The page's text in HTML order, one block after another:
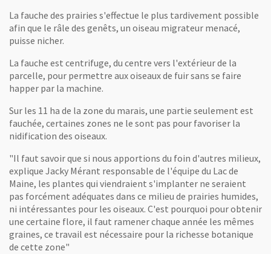
La fauche des prairies s'effectue le plus tardivement possible
afin que le râle des genêts, un oiseau migrateur menacé,
puisse nicher.
La fauche est centrifuge, du centre vers l'extérieur de la
parcelle, pour permettre aux oiseaux de fuir sans se faire
happer par la machine.
Sur les 11 ha de la zone du marais, une partie seulement est
fauchée, certaines zones ne le sont pas pour favoriser la
nidification des oiseaux.
"Il faut savoir que si nous apportions du foin d'autres milieux,
explique Jacky Mérant responsable de l'équipe du Lac de
Maine, les plantes qui viendraient s'implanter ne seraient
pas forcément adéquates dans ce milieu de prairies humides,
ni intéressantes pour les oiseaux. C'est pourquoi pour obtenir
une certaine flore, il faut ramener chaque année les mêmes
graines, ce travail est nécessaire pour la richesse botanique
de cette zone"